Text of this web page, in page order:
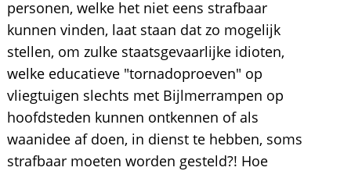
personen, welke het niet eens strafbaar
kunnen vinden, laat staan dat zo mogelijk
stellen, om zulke staatsgevaarlijke idioten,
welke educatieve "tornadoproeven" op
vliegtuigen slechts met Bijlmerrampen op
hoofdsteden kunnen ontkennen of als
waanidee af doen, in dienst te hebben, soms
strafbaar moeten worden gesteld?! Hoe